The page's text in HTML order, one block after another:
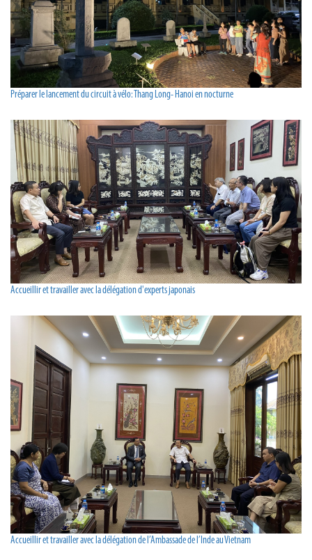
Préparer le lancement du circuit à vélo: Thang Long- Hanoi en nocturne
Accueillir et travailler avec la délégation d'experts japonais
Accueillir et travailler avec la délégation de l’Ambassade de l’Inde au Vietnam